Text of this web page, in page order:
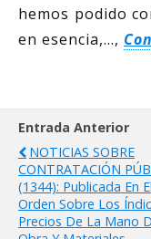
hemos podido
en esencia,…,
Entrada Anterior
NOTICIAS SOBRE
CONTRATACIÓN
(1344): Publicada En
Orden Sobre Los
Precios De La Mano